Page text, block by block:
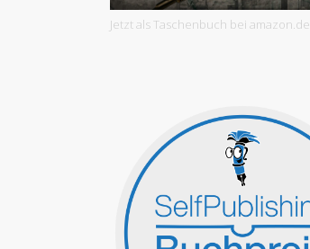
Jetzt als Taschenbuch bei amazon.de